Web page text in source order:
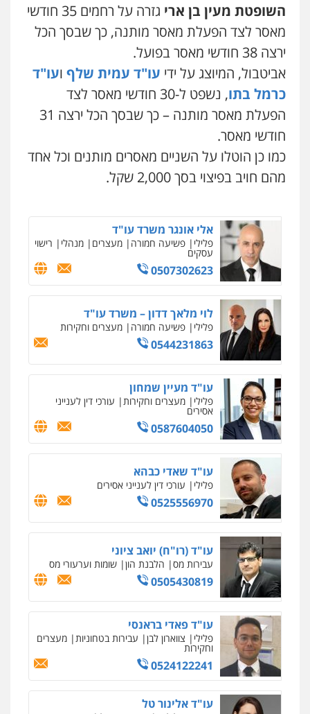
השופטת מעין בן ארי
גזרה על רחמים 35 חודשי
מאסר לצד הפעלת מאסר מותנה, כך שבסך הכל
ירצה 38 חודשי מאסר בפועל.
אביטבול, המיוצג על ידי עו"ד עמית שלף ועו"ד
כרמל בתו
, נשפט ל-30 חודשי מאסר לצד
הפעלת מאסר מותנה – כך שבסך הכל ירצה 31
חודשי מאסר.
כמו כן הוטלו על השניים מאסרים מותנים וכל אחד
מהם חויב בפיצוי בסך 2,000 שקל.
משפט פלילי
0545437431
עו"ד עלי סעדי
פשיעה חמורה ליווי וייצוג בחקירות
ומעצרים
0508824984
עו"ד שגיא אקו
פלילי מעצרים וחקירות סמים עבירות מין
עורכי דין לענייני אסירים
0525279829
אלי אונגר משרד עו"ד
פלילי פשיעה חמורה מעצרים מנהלי רישוי
עסקים
0507302623
לוי מלאך דדון – משרד עו"ד
פלילי פשיעה חמורה מעצרים וחקירות
0544231863
עו"ד מעיין שמחון
פלילי מעצרים וחקירות עורכי דין לענייני
אסירים
0587604050
עו"ד שאדי כבהא
פלילי עורכי דין לענייני אסירים
0525556970
עו"ד (רו"ח) יואב ציוני
עבירות מס הלבנת הון שומות וערעורי מס
0505430819
עו"ד פאדי בראנסי
פלילי צווארון לבן עבירות בטחוניות מעצרים
וחקירות
0524122241
עו"ד אלינור טל